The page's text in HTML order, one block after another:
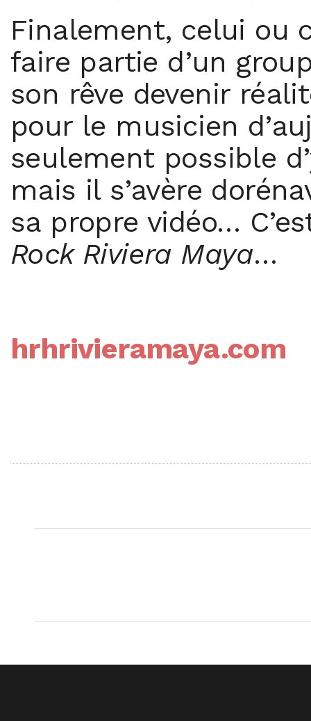
Finalement, celui ou
faire partie d’un
son rêve devenir
pour le musicien
seulement possible
mais il s’avère
sa propre vidéo…
Rock Riviera Maya…
hrhrivieramaya.com